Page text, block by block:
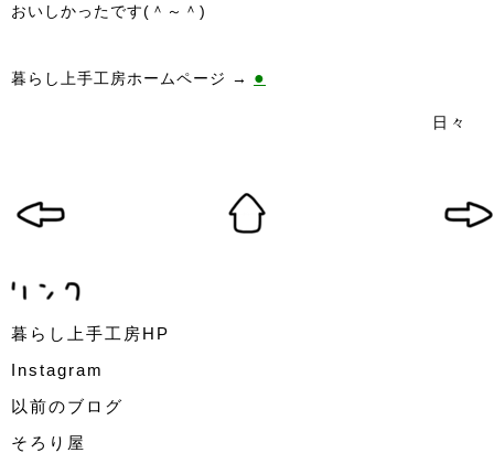
おいしかったです(＾～＾)
暮らし上手工房ホームページ → ●
日々
暮らし上手工房HP
Instagram
以前のブログ
そろり屋